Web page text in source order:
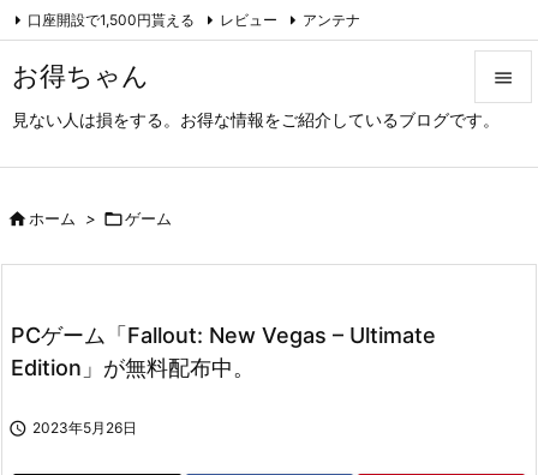
お得ちゃん
見ない人は損をする。お得な情報をご紹介しているブログです。

口座開設で1,500円貰える レビュー アンテナ
アーカイブ（旧サイト）
ホーム > ゲーム
PCゲーム「Fallout: New Vegas – Ultimate
Edition」が無料配布中。
 2023年5月26日